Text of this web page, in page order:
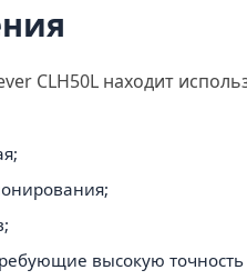
CLH50L находит
высокую